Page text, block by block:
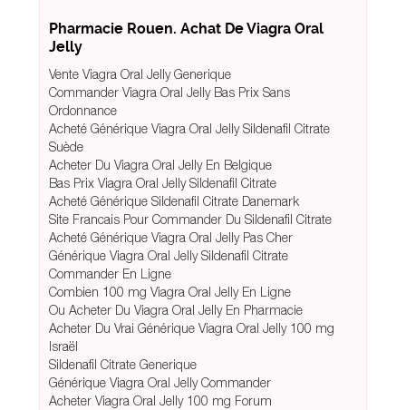
Pharmacie Rouen. Achat De Viagra Oral
Jelly
Vente Viagra Oral Jelly Generique
Commander Viagra Oral Jelly Bas Prix Sans
Ordonnance
Acheté Générique Viagra Oral Jelly Sildenafil Citrate
Suède
Acheter Du Viagra Oral Jelly En Belgique
Bas Prix Viagra Oral Jelly Sildenafil Citrate
Acheté Générique Sildenafil Citrate Danemark
Site Francais Pour Commander Du Sildenafil Citrate
Acheté Générique Viagra Oral Jelly Pas Cher
Générique Viagra Oral Jelly Sildenafil Citrate
Commander En Ligne
Combien 100 mg Viagra Oral Jelly En Ligne
Ou Acheter Du Viagra Oral Jelly En Pharmacie
Acheter Du Vrai Générique Viagra Oral Jelly 100 mg
Israël
Sildenafil Citrate Generique
Générique Viagra Oral Jelly Commander
Acheter Viagra Oral Jelly 100 mg Forum